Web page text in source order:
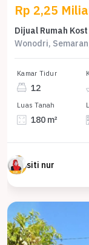
Rp 2,25
Dijual Rumah
Wonodri,
Kamar Tidur
12
Luas Tanah
180 m²
siti nur